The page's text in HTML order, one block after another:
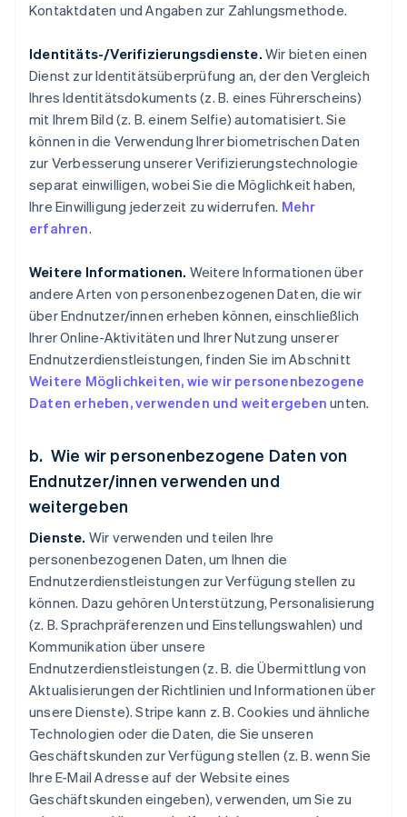
Kontaktdaten und Angaben zur Zahlungsmethode.
Identitäts-/Verifizierungsdienste. Wir bieten einen
Dienst zur Identitätsüberprüfung an, der den Vergleich
Ihres Identitätsdokuments (z. B. eines Führerscheins)
mit Ihrem Bild (z. B. einem Selfie) automatisiert. Sie
können in die Verwendung Ihrer biometrischen Daten
zur Verbesserung unserer Verifizierungstechnologie
separat einwilligen, wobei Sie die Möglichkeit haben,
Ihre Einwilligung jederzeit zu widerrufen. Mehr
erfahren.
Weitere Informationen. Weitere Informationen über
andere Arten von personenbezogenen Daten, die wir
über Endnutzer/innen erheben können, einschließlich
Ihrer Online-Aktivitäten und Ihrer Nutzung unserer
Endnutzerdienstleistungen, finden Sie im Abschnitt
Weitere Möglichkeiten, wie wir personenbezogene
Daten erheben, verwenden und weitergeben unten.
b. Wie wir personenbezogene Daten von
Endnutzer/innen verwenden und
weitergeben
Dienste. Wir verwenden und teilen Ihre
personenbezogenen Daten, um Ihnen die
Endnutzerdienstleistungen zur Verfügung stellen zu
können. Dazu gehören Unterstützung, Personalisierung
(z. B. Sprachpräferenzen und Einstellungswahlen) und
Kommunikation über unsere
Endnutzerdienstleistungen (z. B. die Übermittlung von
Aktualisierungen der Richtlinien und Informationen über
unsere Dienste). Stripe kann z. B. Cookies und ähnliche
Technologien oder die Daten, die Sie unseren
Geschäftskunden zur Verfügung stellen (z. B. wenn Sie
Ihre E-Mail Adresse auf der Website eines
Geschäftskunden eingeben), verwenden, um Sie zu